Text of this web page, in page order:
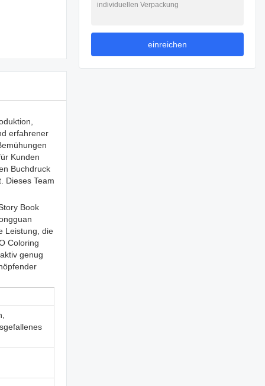
erfahrener
Kunden
Buchdruck
Dieses Team
Book
Leistung, die
Coloring
genug
individuellen Verpackung
einreichen